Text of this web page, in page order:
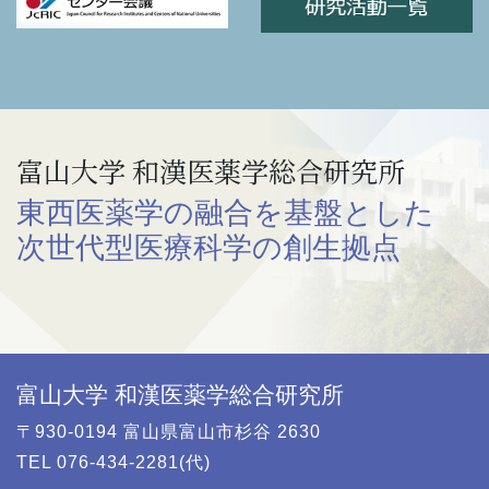
富山大学 和漢医薬学総合研究所
東西医薬学の融合を基盤とした
次世代型医療科学の創生拠点
富山大学 和漢医薬学総合研究所
〒930-0194 富山県富山市杉谷 2630
TEL 076-434-2281(代)